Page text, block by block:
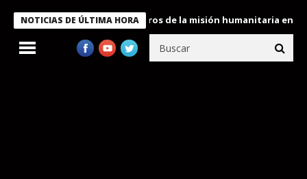
NOTICIAS DE ÚLTIMA HORA
Bukele condecora a miembros de la misión humanitaria enviada a